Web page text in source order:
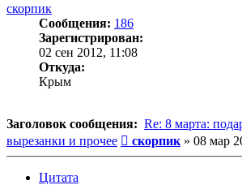
скорпик
Сообщения: 186
Зарегистрирован:
02 сен 2012, 11:08
Откуда:
Крым
Заголовок сообщения: Re: 8 марта:
вырезанки и прочее
Сообщение
скорпик » 08 мар
Цитата